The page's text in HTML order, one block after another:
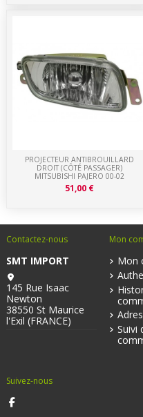
PROJECTEUR ANTIBROUILLARD
DROIT (CÔTÉ PASSAGER)
MITSUBISHI PAJERO 00-02
51,00 €
Contactez-nous
SMT IMPORT
145 Rue Isaac
Newton
38550 St Maurice
l'Exil (FRANCE)
Mon
Mon
Suivi
Suivez-nous